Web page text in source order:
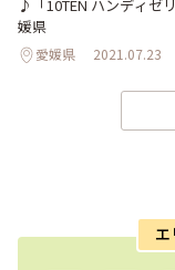
♪「10TEN ハンディゼ
媛県
愛媛県 2021.07.23